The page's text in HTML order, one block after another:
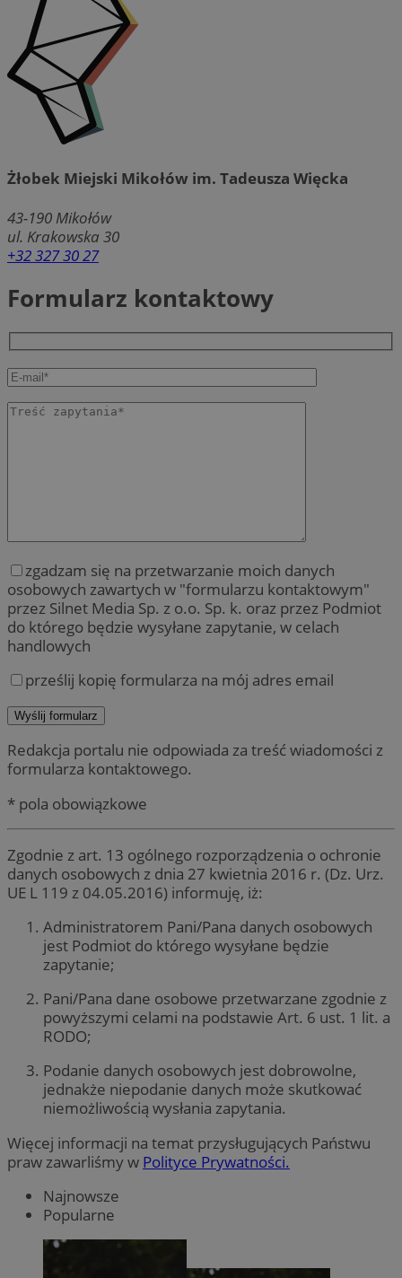
Żłobek Miejski Mikołów im. Tadeusza Więcka
43-190 Mikołów
ul. Krakowska 30
+32 327 30 27
Formularz kontaktowy
zgadzam się na przetwarzanie moich danych
osobowych zawartych w "formularzu kontaktowym"
przez Silnet Media Sp. z o.o. Sp. k. oraz przez Podmiot
do którego będzie wysyłane zapytanie, w celach
handlowych
prześlij kopię formularza na mój adres email
Redakcja portalu nie odpowiada za treść wiadomości z
formularza kontaktowego.
* pola obowiązkowe
Zgodnie z art. 13 ogólnego rozporządzenia o ochronie
danych osobowych z dnia 27 kwietnia 2016 r. (Dz. Urz.
UE L 119 z 04.05.2016) informuję, iż:
Administratorem Pani/Pana danych osobowych
jest Podmiot do którego wysyłane będzie
zapytanie;
Pani/Pana dane osobowe przetwarzane zgodnie z
powyższymi celami na podstawie Art. 6 ust. 1 lit. a
RODO;
Podanie danych osobowych jest dobrowolne,
jednakże niepodanie danych może skutkować
niemożliwością wysłania zapytania.
Więcej informacji na temat przysługujących Państwu
praw zawarliśmy w Polityce Prywatności.
Najnowsze
Popularne